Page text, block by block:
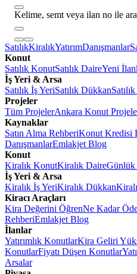
Kelime, semt veya ilan no ile
SatılıkKiralıkYatırımDanışmanlar
Konut
Satılık KonutSatılık DaireYeni
İş Yeri & Arsa
Satılık İş YeriSatılık Dükkan
Projeler
Tüm ProjelerAnkara Konut
Kaynaklar
Satın Alma RehberiKonut Kredisi
DanışmanlarEmlakjet Blog
Konut
Kiralık KonutKiralık DaireGünlük
İş Yeri & Arsa
Kiralık İş YeriKiralık Dükkan
Kiracı Araçları
Kira Değerini ÖğrenNe Kadar
RehberiEmlakjet Blog
İlanlar
Yatırımlık KonutlarKira Geliri
KonutlarFiyatı Düşen Konutlar
Arsalar